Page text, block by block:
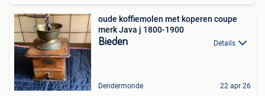
oude koffiemolen met koperen coupe
merk Java j 1800-1900
Bieden Details
Dendermonde 22 apr 26